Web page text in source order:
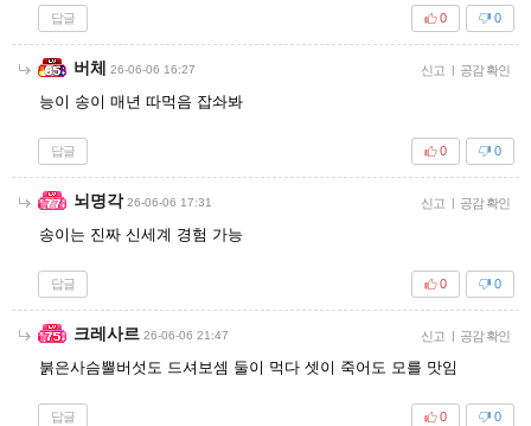
답글 0
0
버체 26-06-06 16:27 신고 | 공감 확인
능이 송이 매년 따먹음 잡솨봐
답글 0
0
뇌명각 26-06-06 17:31 신고 | 공감 확인
송이는 진짜 신세계 경험 가능
답글 0
0
크레사르 26-06-06 21:47 신고 | 공감 확인
붉은사슴뿔버섯도 드셔보셈 둘이 먹다 셋이 죽어도 모를 맛임
답글 0
0